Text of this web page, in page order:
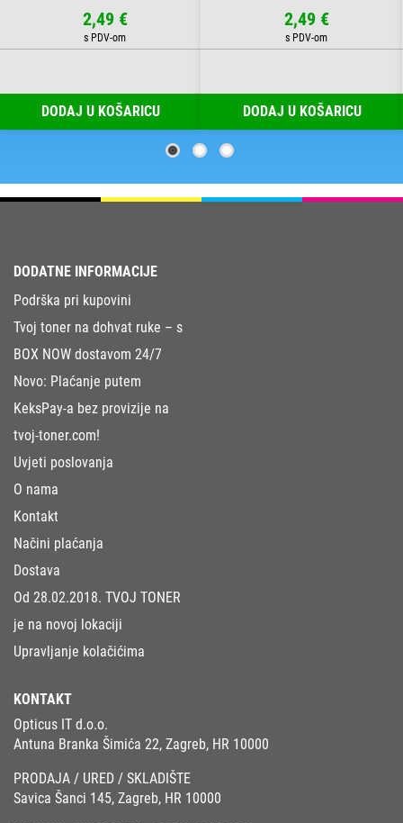
2,49 €
DODAJ U KOŠARICU
2,49 €
DODAJ U KOŠARICU
DODATNE INFORMACIJE
Podrška pri kupovini
Tvoj toner na dohvat ruke – s
BOX NOW dostavom 24/7
Novo: Plaćanje putem
KeksPay-a bez provizije na
tvoj-toner.com!
Uvjeti poslovanja
O nama
Kontakt
Načini plaćanja
Dostava
Od 28.02.2018. TVOJ TONER
je na novoj lokaciji
Upravljanje kolačićima
KONTAKT
Opticus IT d.o.o.
Antuna Branka Šimića 22, Zagreb, HR 10000
PRODAJA / URED / SKLADIŠTE
Savica Šanci 145, Zagreb, HR 10000